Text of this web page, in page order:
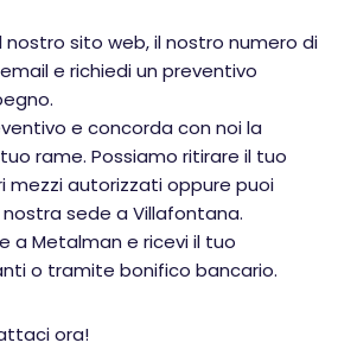
sito web, il nostro numero di
e richiedi un preventivo
e concorda con noi la
rame. Possiamo ritirare il tuo
mezzi autorizzati oppure puoi
sede a Villafontana.
a Metalman e ricevi il tuo
o tramite bonifico bancario.
ora!